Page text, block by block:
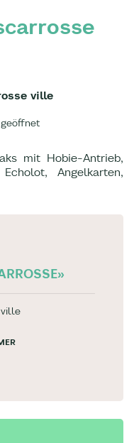
ville
geöffnet
mit Hobie-Antrieb,
Angelkarten,
ville